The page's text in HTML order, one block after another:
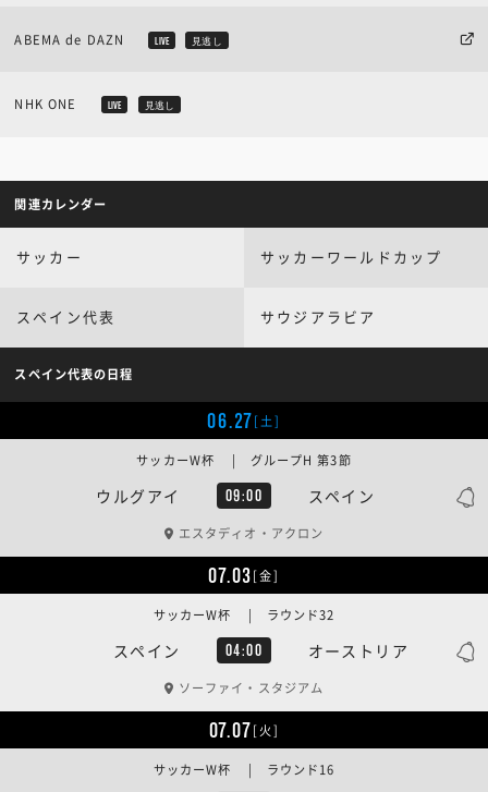
ABEMA de DAZN LIVE 見逃し
NHK ONE LIVE 見逃し
関連カレンダー
サッカー サッカーワールドカップ
スペイン代表 サウジアラビア
スペイン代表の日程
06.27[土]
ウルグアイ 09:00 スペイン
サッカーW杯 | グループH 第3節
エスタディオ・アクロン
07.03[金]
スペイン 04:00 オーストリア
サッカーW杯 | ラウンド32
ソーファイ・スタジアム
07.07[火]
サッカーW杯 | ラウンド16